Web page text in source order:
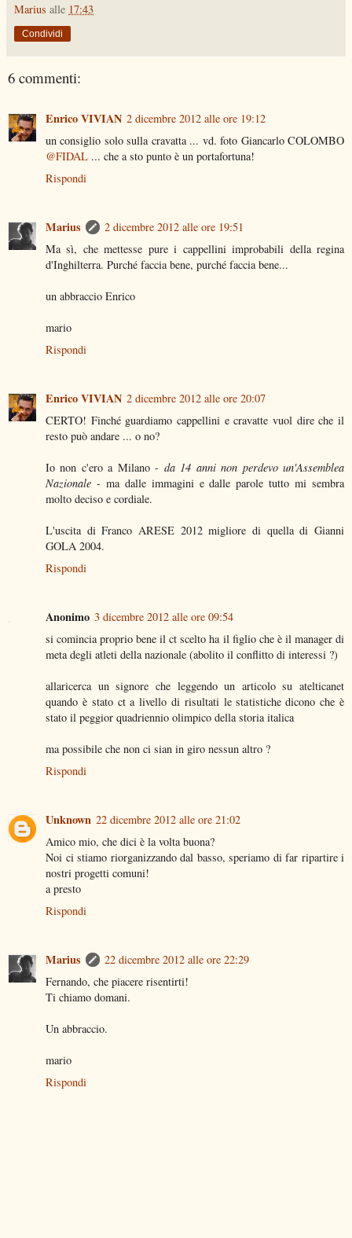
Marius alle 17:43
Condividi
6 commenti:
Enrico VIVIAN 2 dicembre 2012 alle ore 19:12
un consiglio solo sulla cravatta ... vd. foto Giancarlo COLOMBO
@FIDAL ... che a sto punto è un portafortuna!
Rispondi
Marius
2 dicembre 2012 alle ore 19:51
Ma sì, che mettesse pure i cappellini improbabili della regina
d'Inghilterra. Purché faccia bene, purché faccia bene...
un abbraccio Enrico
mario
Rispondi
Enrico VIVIAN 2 dicembre 2012 alle ore 20:07
CERTO! Finché guardiamo cappellini e cravatte vuol dire che il
resto può andare ... o no?
Io non c'ero a Milano - da 14 anni non perdevo un'Assemblea
Nazionale - ma dalle immagini e dalle parole tutto mi sembra
molto deciso e cordiale.
L'uscita di Franco ARESE 2012 migliore di quella di Gianni
GOLA 2004.
Rispondi
Anonimo 3 dicembre 2012 alle ore 09:54
si comincia proprio bene il ct scelto ha il figlio che è il manager di
meta degli atleti della nazionale (abolito il conflitto di interessi ?)
allaricerca un signore che leggendo un articolo su atelticanet
quando è stato ct a livello di risultati le statistiche dicono che è
stato il peggior quadriennio olimpico della storia italica
ma possibile che non ci sian in giro nessun altro ?
Rispondi
Unknown 22 dicembre 2012 alle ore 21:02
Amico mio, che dici è la volta buona?
Noi ci stiamo riorganizzando dal basso, speriamo di far ripartire i
nostri progetti comuni!
a presto
Rispondi
Marius
22 dicembre 2012 alle ore 22:29
Fernando, che piacere risentirti!
Ti chiamo domani.
Un abbraccio.
mario
Rispondi